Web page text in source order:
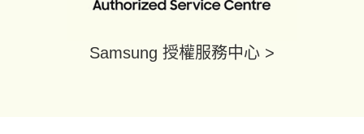
Samsung 授權服務中心 >